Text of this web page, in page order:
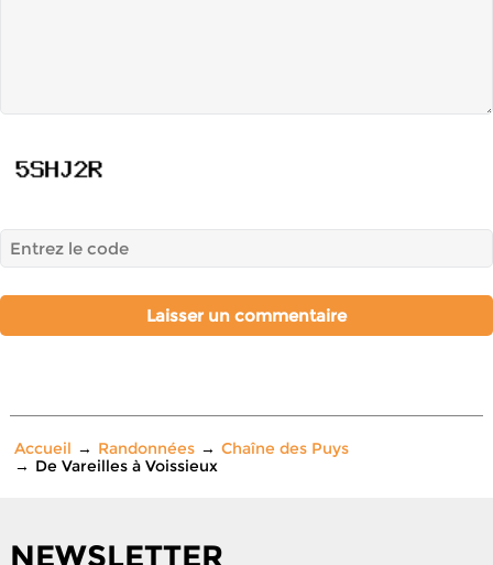
Accueil Randonnées
Chaîne des Puys
De Vareilles à Voissieux
NEWSLETTER